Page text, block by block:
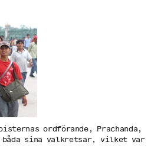
ordförande, Prachanda,
båda sina valkretsar, vilket var